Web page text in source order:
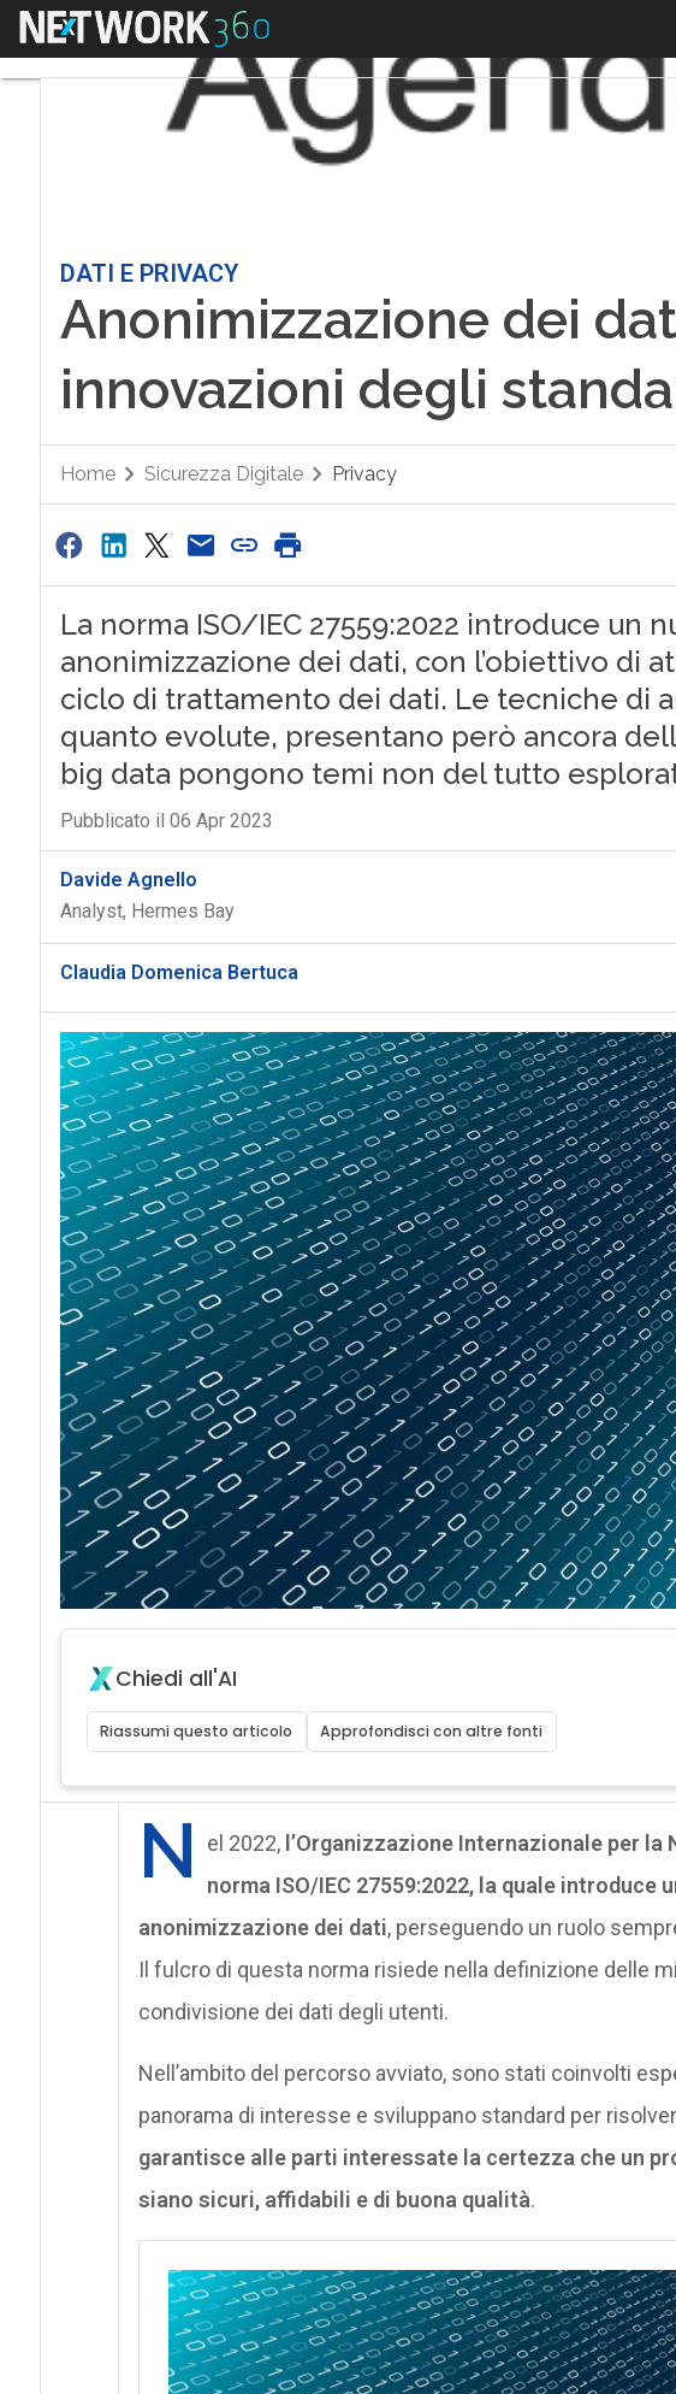
Menu
DATI E PRIVACY
Anonimizzazione dei
innovazioni degli
Home Sicurezza Digitale Privacy
La norma ISO/IEC 27559:2022 introduce un
anonimizzazione dei dati, con l’obiettivo di
ciclo di trattamento dei dati. Le tecniche di
quanto evolute, presentano però ancora
big data pongono temi non del tutto
Pubblicato il 06 Apr 2023
Davide Agnello
Analyst, Hermes Bay
Claudia Domenica Bertuca
Chiedi all'AI
Riassumi questo articolo Approfondisci con altre fonti
N el 2022, l’Organizzazione Internazionale per la
norma ISO/IEC 27559:2022, la quale introduce
anonimizzazione dei dati, perseguendo un ruolo
Il fulcro di questa norma risiede nella definizione delle
condivisione dei dati degli utenti.
Nell’ambito del percorso avviato, sono stati coinvolti
panorama di interesse e sviluppano standard per
garantisce alle parti interessate la certezza che un
siano sicuri, affidabili e di buona qualità.